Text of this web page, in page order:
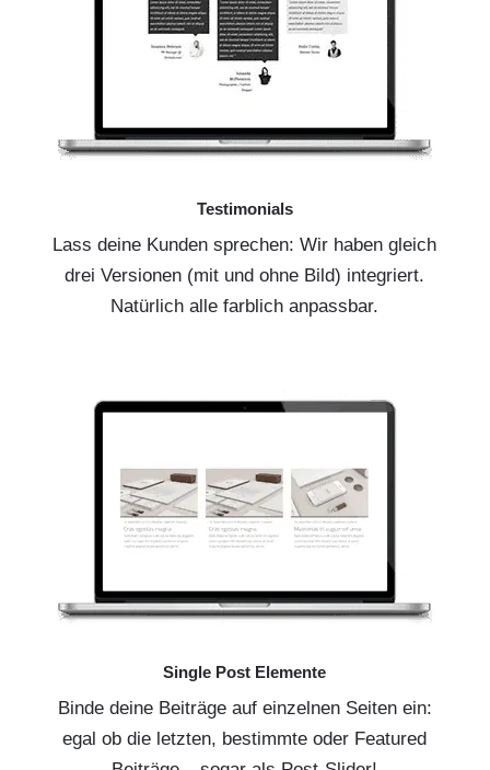
Testimonials
Lass deine Kunden sprechen: Wir haben gleich
drei Versionen (mit und ohne Bild) integriert.
Natürlich alle farblich anpassbar.
Single Post Elemente
Binde deine Beiträge auf einzelnen Seiten ein:
egal ob die letzten, bestimmte oder Featured